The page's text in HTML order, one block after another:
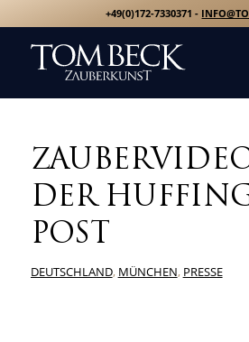
+49(0)172-7330371 -
DER
POST
DEUTSCHLAND, MÜNCHEN, PRESSE